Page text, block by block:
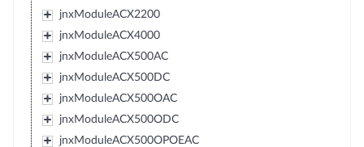
jnxModuleACX2200
jnxModuleACX4000
jnxModuleACX500AC
jnxModuleACX500DC
jnxModuleACX500OAC
jnxModuleACX500ODC
jnxModuleACX500OPOEAC